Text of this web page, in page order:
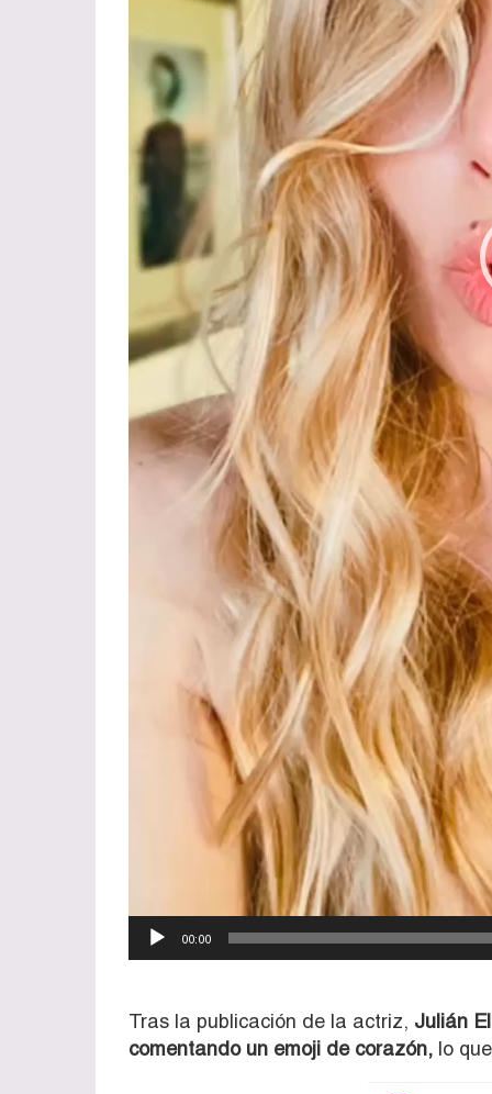
00:00
Tras la publicación de la actriz, Julián
comentando un emoji de corazón, lo